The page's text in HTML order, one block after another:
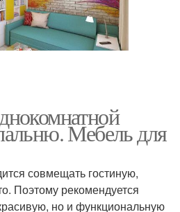
Мебель для
совмещать гостиную,
Поэтому рекомендуется
но и функциональную